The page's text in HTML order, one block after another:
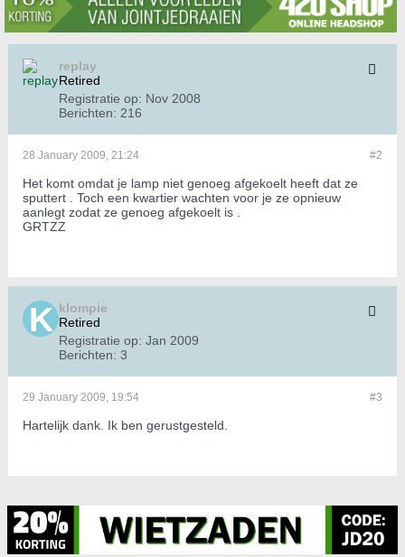
replay
Retired
Registratie op: Nov 2008
Berichten: 216
#2
28 January 2009, 21:24
Het komt omdat je lamp niet genoeg afgekoelt heeft dat ze
sputtert . Toch een kwartier wachten voor je ze opnieuw
aanlegt zodat ze genoeg afgekoelt is .
GRTZZ
klompie
Retired
Registratie op: Jan 2009
Berichten: 3
#3
29 January 2009, 19:54
Hartelijk dank. Ik ben gerustgesteld.